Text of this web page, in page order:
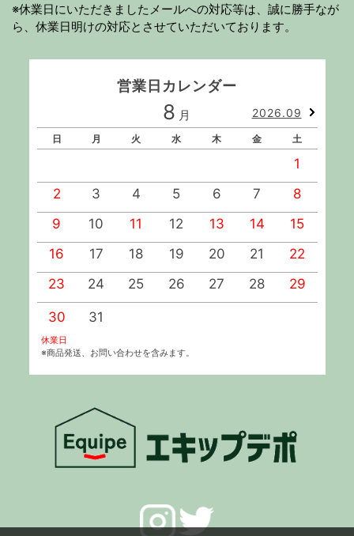
※休業日にいただきましたメールへの対応等は、誠に勝手なが
ら、休業日明けの対応とさせていただいております。
営業日カレンダー
8 月 2026.09
日 月 火 水 木 金 土
1
2
3 4 5 6 7
8
9
10 11 12 13 14
15
16
17 18 19 20 21
22
23
24 25 26 27 28 29
30 31
休業日
※商品発送、お問い合わせを含みます。